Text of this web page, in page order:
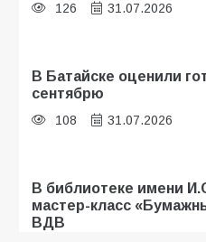
126 31.07.2026
В Батайске оценили
сентябрю
108 31.07.2026
В библиотеке имени
мастер-класс
ВДВ